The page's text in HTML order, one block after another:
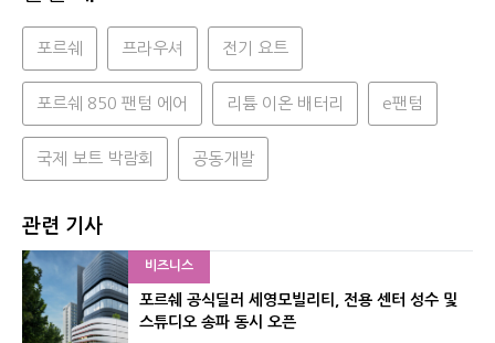
포르쉐 프라우셔 전기 요트
포르쉐 850 팬텀 에어 리튬 이온 배터리 e팬텀
국제 보트 박람회 공동개발
관련 기사
비즈니스
포르쉐 공식딜러 세영모빌리티, 전용 센터 성수 및
스튜디오 송파 동시 오픈